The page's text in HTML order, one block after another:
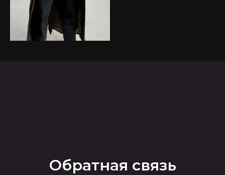
Обратная связь